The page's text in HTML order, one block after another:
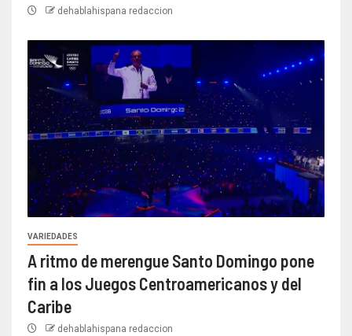
dehablahispana redaccion
VARIEDADES
A ritmo de merengue Santo Domingo pone
fin a los Juegos Centroamericanos y del
Caribe
dehablahispana redaccion